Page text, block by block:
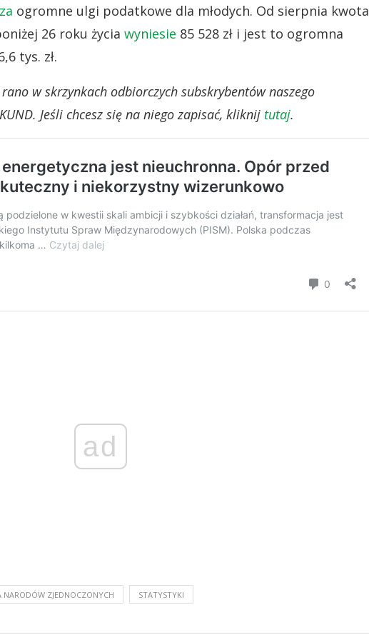
ogromne ulgi podatkowe dla młodych. Od sierpnia kwota
26 roku życia wyniesie 85 528 zł i jest to ogromna
tys. zł.
w skrzynkach odbiorczych subskrybentów naszego
Jeśli chcesz się na niego zapisać, kliknij tutaj.
ad
NARODÓW ZJEDNOCZONYCH STATYSTYKI